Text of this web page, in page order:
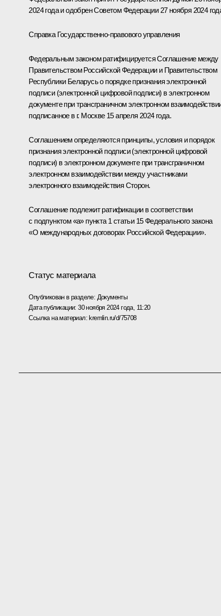
2024 года и одобрен Советом Федерации 27 ноября 2024
Справка Государственно-правового управления
Федеральным законом ратифицируется Соглашение между
Правительством Российской Федерации и Правительством
Республики Беларусь о порядке признания электронной
подписи (электронной цифровой подписи) в электронном
документе при трансграничном электронном
подписанное в г. Москве 15 апреля 2024 года.
Соглашением определяются принципы, условия и порядок
признания электронной подписи (электронной цифровой
подписи) в электронном документе при трансграничном
электронном взаимодействии между участниками
электронного взаимодействия Сторон.
Соглашение подлежит ратификации в соответствии
с подпунктом «а» пункта 1 статьи 15 Федерального закона
«О международных договорах Российской Федерации».
Статус материала
Опубликован в разделе: Документы
Дата публикации:30 ноября 2024 года, 11:20
Ссылка на материал: kremlin.ru/d/75708